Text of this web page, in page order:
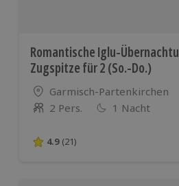
Romantische Iglu-
Zugspitze für 2 (So.-Do.)
Standort
Garmisch-Partenkirchen
Anzahl der Teilnehmer
2 Pers. 1 Nacht
4.9 von 5 Sternen basierend
4.9 (21)